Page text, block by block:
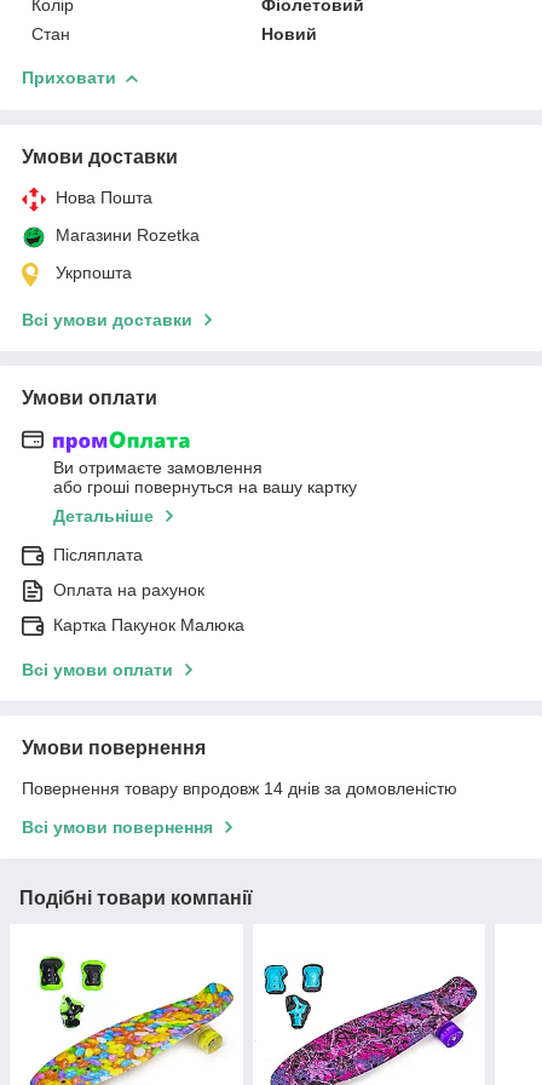
Колір
Фіолетовий
Стан
Новий
Приховати
Умови доставки
Нова Пошта
Магазини Rozetka
Укрпошта
Всі умови доставки
Умови оплати
Ви отримаєте замовлення
або гроші повернуться на вашу картку
Детальніше
Післяплата
Оплата на рахунок
Картка Пакунок Малюка
Всі умови оплати
Умови повернення
Повернення товару впродовж 14 днів за домовленістю
Всі умови повернення
Подібні товари компанії